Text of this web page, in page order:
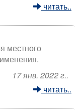
читать..
местного
17 янв. 2022 г..
читать..